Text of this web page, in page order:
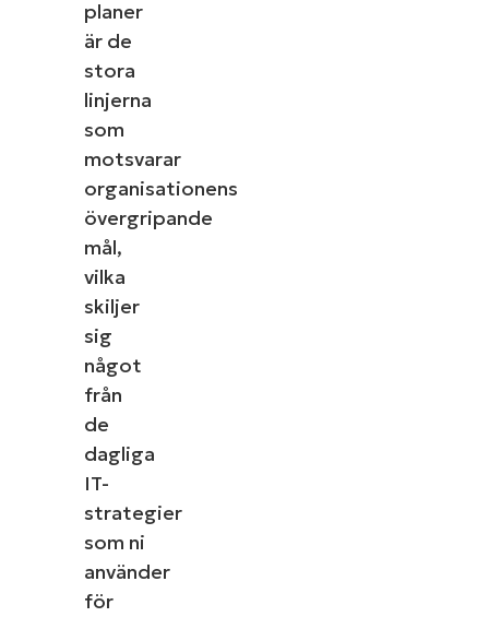
planer
är de
stora
linjerna
som
motsvarar
organisationens
övergripande
mål,
vilka
skiljer
sig
något
från
de
dagliga
IT-
strategier
som ni
använder
för